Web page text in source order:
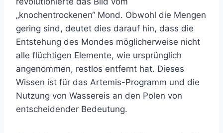
„knochentrockenen“ Mond. Obwohl die Mengen
gering sind, deutet dies darauf hin, dass die
Entstehung des Mondes möglicherweise nicht
alle flüchtigen Elemente, wie ursprünglich
angenommen, restlos entfernt hat. Dieses
Wissen ist für das Artemis-Programm und die
Nutzung von Wassereis an den Polen von
entscheidender Bedeutung.